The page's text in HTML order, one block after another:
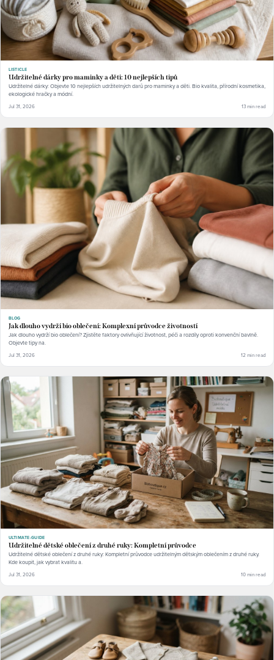
LISTICLE
Udržitelné dárky pro maminky a děti: 10 nejlepších tipů
Udržitelné dárky: Objevte 10 nejlepších udržitelných darů pro maminky a děti. Bio kvalita, přírodní kosmetika,
ekologické hračky a módní.
Jul 31, 2026 13 min read
BLOG
Jak dlouho vydrží bio oblečení: Komplexní průvodce životností
Jak dlouho vydrží bio oblečení? Zjistěte faktory ovlivňující životnost, péči a rozdíly oproti konvenční bavlně.
Objevte tipy na.
Jul 31, 2026 12 min read
ULTIMATE-GUIDE
Udržitelné dětské oblečení z druhé ruky: Kompletní průvodce
Udržitelné dětské oblečení z druhé ruky: Kompletní průvodce udržitelným dětským oblečením z druhé ruky.
Kde koupit, jak vybrat kvalitu a.
Jul 31, 2026 10 min read